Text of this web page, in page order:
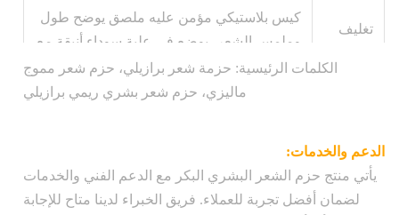
تغليف
كيس بلاستيكي مؤمن عليه ملصق يوضح طول
وملمس الشعر، يوضع في علبة سوداء أنيقة مع
شعار الشركة في الأمام
وزن: 100 جرام
شحن مجاني داخل الولايات المتحدة، تتم
الكلمات الرئيسية: حزمة شعر برازيلي، حزم شعر مموج
ماليزي، حزم شعر بشري ريمي برازيلي
الدعم والخدمات:
يأتي منتج حزم الشعر البشري البكر مع الدعم الفني والخدمات
لضمان أفضل تجربة للعملاء. فريق الخبراء لدينا متاح للإجابة